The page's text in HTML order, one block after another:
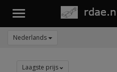
Toggle
Nederlands
Laagste prijs